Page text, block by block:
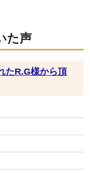
た声
たR.G様から頂